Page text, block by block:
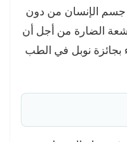
جسم الإنسان من دون
الضارة من أجل أن
بجائزة نوبل في الطب